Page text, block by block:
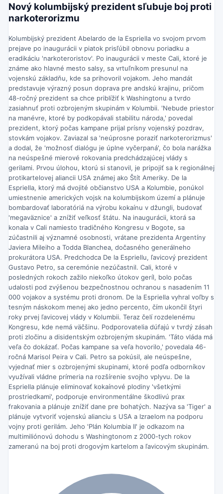
Nový kolumbijský prezident sľubuje boj proti
narkoterorizmu
Kolumbijský prezident Abelardo de la Espriella vo svojom prvom
prejave po inaugurácii v piatok prisľúbil obnovu poriadku a
eradikáciu 'narkoteroristov'. Po inaugurácii v meste Cali, ktoré je
známe ako hlavné mesto salsy, sa vrtuľníkom presunul na
vojenskú základňu, kde sa prihovoril vojakom. Jeho mandát
predstavuje výrazný posun doprava pre andskú krajinu, pričom
48-ročný prezident sa chce priblížiť k Washingtonu a tvrdo
zasiahnuť proti ozbrojeným skupinám v Kolumbii. 'Nebude priestor
na manévre, ktoré by podkopávali stabilitu národa,' povedal
prezident, ktorý počas kampane prijal prísny vojenský pozdrav,
stovkám vojakov. Zaviazal sa 'neúprosne poraziť narkoterorizmus'
a dodal, že 'možnosť dialógu je úplne vyčerpaná', čo bola narážka
na neúspešné mierové rokovania predchádzajúcej vlády s
gerilami. Prvou úlohou, ktorú si stanovil, je pripojiť sa k regionálnej
protikartelovej aliancii USA známej ako Štít Ameriky. De la
Espriella, ktorý má dvojité občianstvo USA a Kolumbie, ponúkol
umiestnenie amerických vojsk na kolumbijskom území a plánuje
bombardovať laboratóriá na výrobu kokaínu v džungli, budovať
'megaväznice' a znížiť veľkosť štátu. Na inaugurácii, ktorá sa
konala v Cali namiesto tradičného Kongresu v Bogote, sa
zúčastnili aj významné osobnosti, vrátane prezidenta Argentíny
Javiera Mileiho a Todda Blanchea, dočasného generálneho
prokurátora USA. Predchodca De la Espriellu, ľavicový prezident
Gustavo Petro, sa ceremónie nezúčastnil. Cali, ktoré v
posledných rokoch zažilo niekoľko útokov geríl, bolo počas
udalosti pod zvýšenou bezpečnostnou ochranou s nasadením 11
000 vojakov a systému proti dronom. De la Espriella vyhral voľby s
tesným náskokom menej ako jedno percento, čím ukončil štyri
roky prvej ľavicovej vlády v Kolumbii. Teraz čelí rozdelenému
Kongresu, kde nemá väčšinu. Podporovatelia dúfajú v tvrdý zásah
proti zločinu a disidentským ozbrojeným skupinám. 'Táto vláda má
veľa čo dokázať. Počas kampane sa veľa hovorilo,' povedala 46-
ročná Marisol Peira v Cali. Petro sa pokúsil, ale neúspešne,
vyjednať mier s ozbrojenými skupinami, ktoré podľa odborníkov
využívali vládne prímeria na rozšírenie svojho vplyvu. De la
Espriella plánuje eliminovať kokaínové plodiny 'všetkými
prostriedkami', podporuje environmentálne škodlivú prax
frakovania a plánuje znížiť dane pre bohatých. Nazýva sa 'Tiger' a
plánuje vytvoriť vojenskú alianciu s USA a Izraelom na podporu
vojny proti gerilám. Jeho 'Plán Kolumbia II' je odkazom na
multimiliónovú dohodu s Washingtonom z 2000-tych rokov
zameranú na boj proti drogovým kartelom a ľavicovým skupinám.